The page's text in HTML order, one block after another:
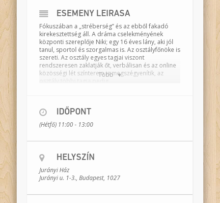
Több
ESEMÉNY LEÍRÁSA
Fókuszában a „stréberség” és az ebből fakadó
kirekesztettség áll. A dráma cselekményének
központi szereplője Niki; egy 16 éves lány, aki jól
tanul, sportol és szorgalmas is. Az osztályfőnöke is
szereti. Az osztály egyes tagjai viszont
rendszeresen zaklatják őt, verbálisan és az online
közösségi lét színterein is megszégyenítik, az
foglalja magába központi kérdésünket: van-e
felelőssége azoknak, akik a konfliktushelyzeten
kívül állnak mint szemlélők? Meddig maradhatnak
és ha igen, a zaklatás ellen hat, vagy épp
ellenkezőleg, megerősíti azt?
Színész-drámatanárok:
Meszlényi-Bodnár Zoltán, Udvari-Kardos Tímea
Helyszín:osztályterem
IDŐPONT
(Hétfő) 11:00 - 13:00
HELYSZÍN
Jurányi Ház
Jurányi u. 1-3., Budapest, 1027